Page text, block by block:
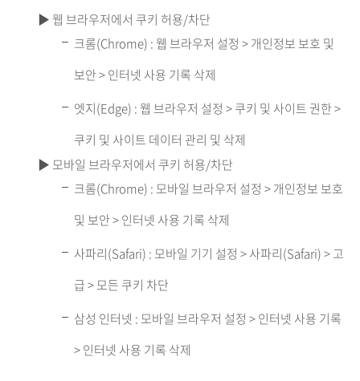
▶ 웹 브라우저에서 쿠키 허용/차단
크롬(Chrome) : 웹 브라우저 설정 > 개인정보 보호 및
보안 > 인터넷 사용 기록 삭제
엣지(Edge) : 웹 브라우저 설정 > 쿠키 및 사이트 권한 >
쿠키 및 사이트 데이터 관리 및 삭제
▶ 모바일 브라우저에서 쿠키 허용/차단
크롬(Chrome) : 모바일 브라우저 설정 > 개인정보 보호
및 보안 > 인터넷 사용 기록 삭제
사파리(Safari) : 모바일 기기 설정 > 사파리(Safari) > 고
급 > 모든 쿠키 차단
삼성 인터넷 : 모바일 브라우저 설정 > 인터넷 사용 기록
> 인터넷 사용 기록 삭제